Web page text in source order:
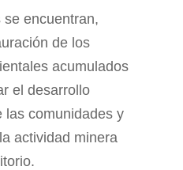
encuentran,
de los
acumulados
el desarrollo
las comunidades y
actividad minera